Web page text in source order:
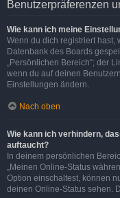
Benutzerpräferenzen
Wie kann ich meine
Wenn du dich registriert
Datenbank des Boards
„Persönlichen Bereich“; der
wenn du auf deinen
Einstellungen ändern.
Nach oben
Wie kann ich verhindern,
auftaucht?
In deinem persönlichen
„Meinen Online-Status
Option einschaltest, können
deinen Online-Status sehen.